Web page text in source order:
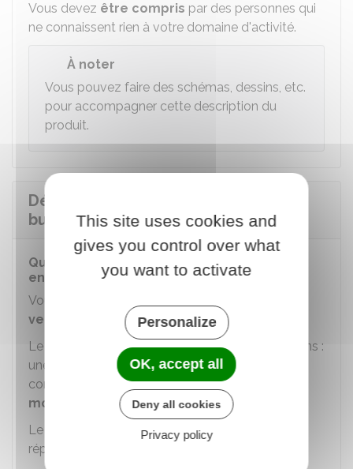
Vous devez être compris par des personnes qui
ne connaissent rien à votre domaine d'activité.
À noter
Vous pouvez faire des schémas, dessins, etc.
pour accompagner cette description du
produit.
Définir la stratégie marketing ou
business model
Qu'est-ce que le business model d'une
entreprise ?
Vous devez présenter
vendre
votre produit ou votre service.
Le business model s'appelle de différentes façons :
une
stratégie marketing, une stratégie
commerciale, un "mix-marketing" ou encore un
modèle économique.
Le business model de votre entreprise doit
répondre aux questions suivantes :
This site uses cookies and
gives you control over what
you want to activate
Personalize
OK, accept all
Deny all cookies
Privacy policy